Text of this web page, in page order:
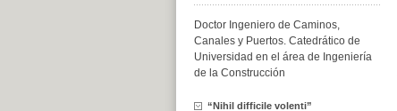
Doctor Ingeniero de Caminos,
Canales y Puertos. Catedrático de
Universidad en el área de Ingeniería
de la Construcción
“Nihil difficile volenti”